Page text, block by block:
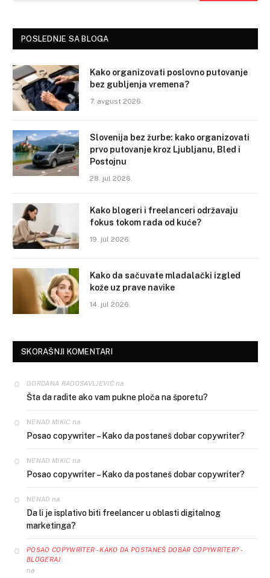
POSLEDNJE SA BLOGA
Kako organizovati poslovno putovanje
bez gubljenja vremena?
7. avgust 2026.
Slovenija bez žurbe: kako organizovati
prvo putovanje kroz Ljubljanu, Bled i
Postojnu
28. jul 2026.
Kako blogeri i freelanceri održavaju
fokus tokom rada od kuće?
19. jul 2026.
Kako da sačuvate mladalački izgled
kože uz prave navike
14. jul 2026.
SKORAŠNJI KOMENTARI
GORDANA RADOSAVLJEVIĆna
Šta da radite ako vam pukne ploča na šporetu?
NENAD MIKIC na
Posao copywriter – Kako da postaneš dobar copywriter?
NENAD MIKIC na
Posao copywriter – Kako da postaneš dobar copywriter?
NENAD na
Da li je isplativo biti freelancer u oblasti digitalnog
marketinga?
POSAO COPYWRITER - KAKO DA POSTANEŠ DOBAR COPYWRITER? -
BLOGERAJ
na